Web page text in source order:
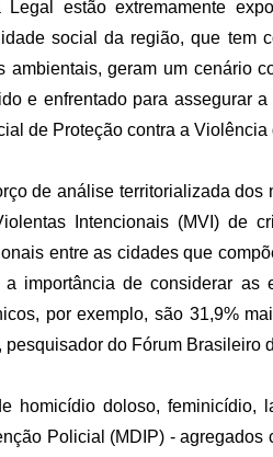
Legal estão extremamente
social da região, que tem
ambientais, geram um cenário
e enfrentado para assegurar
de Proteção contra a
de análise territorializada
Intencionais (MVI) de
entre as cidades que
a importância de considerar
por exemplo, são 31,9%
pesquisador do Fórum Brasileiro
homicídio doloso,
Policial (MDIP) -